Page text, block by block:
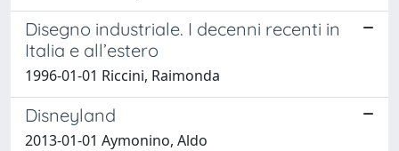
Disegno industriale. I decenni recenti in
Italia e all’estero
1996-01-01 Riccini, Raimonda
Disneyland
2013-01-01 Aymonino, Aldo